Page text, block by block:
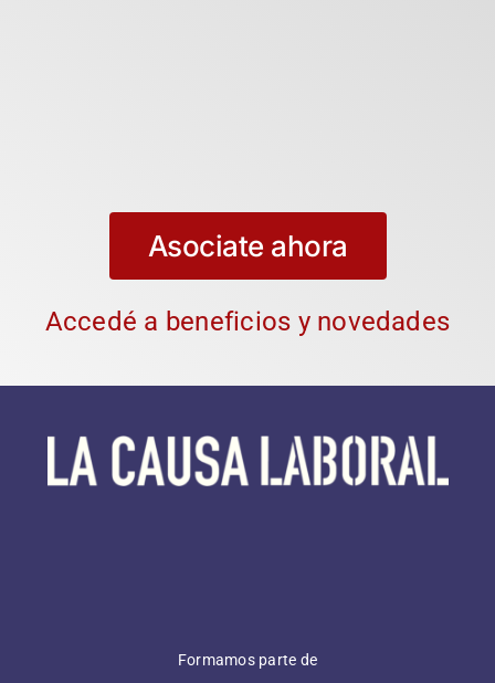
Asociate ahora
Accedé a beneficios y novedades
Formamos parte de